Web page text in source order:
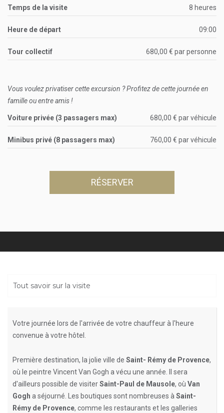
Temps de la visite 8 heures
Heure de départ 09:00
Tour collectif 680,00 € par personne
Vous voulez privatiser cette excursion ? Profitez de cette journée en
famille ou entre amis !
Voiture privée (3 passagers max) 680,00 € par véhicule
Minibus privé (8 passagers max) 760,00 € par véhicule
RÉSERVER
Tout savoir sur la visite
Votre journée lors de l'arrivée de votre chauffeur à l'heure
convenue à votre hôtel.
Première destination, la jolie ville de Saint- Rémy de Provence,
où le peintre Vincent Van Gogh a vécu une année. Il sera
d'ailleurs possible de visiterSaint-Paul de Mausole, où Van
Gogh a séjourné. Les boutiques sont nombreuses à Saint-
Rémy de Provence, comme les restaurants et les galleries